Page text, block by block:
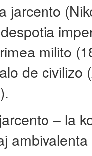
jarcento
milito
de civilizo
– la